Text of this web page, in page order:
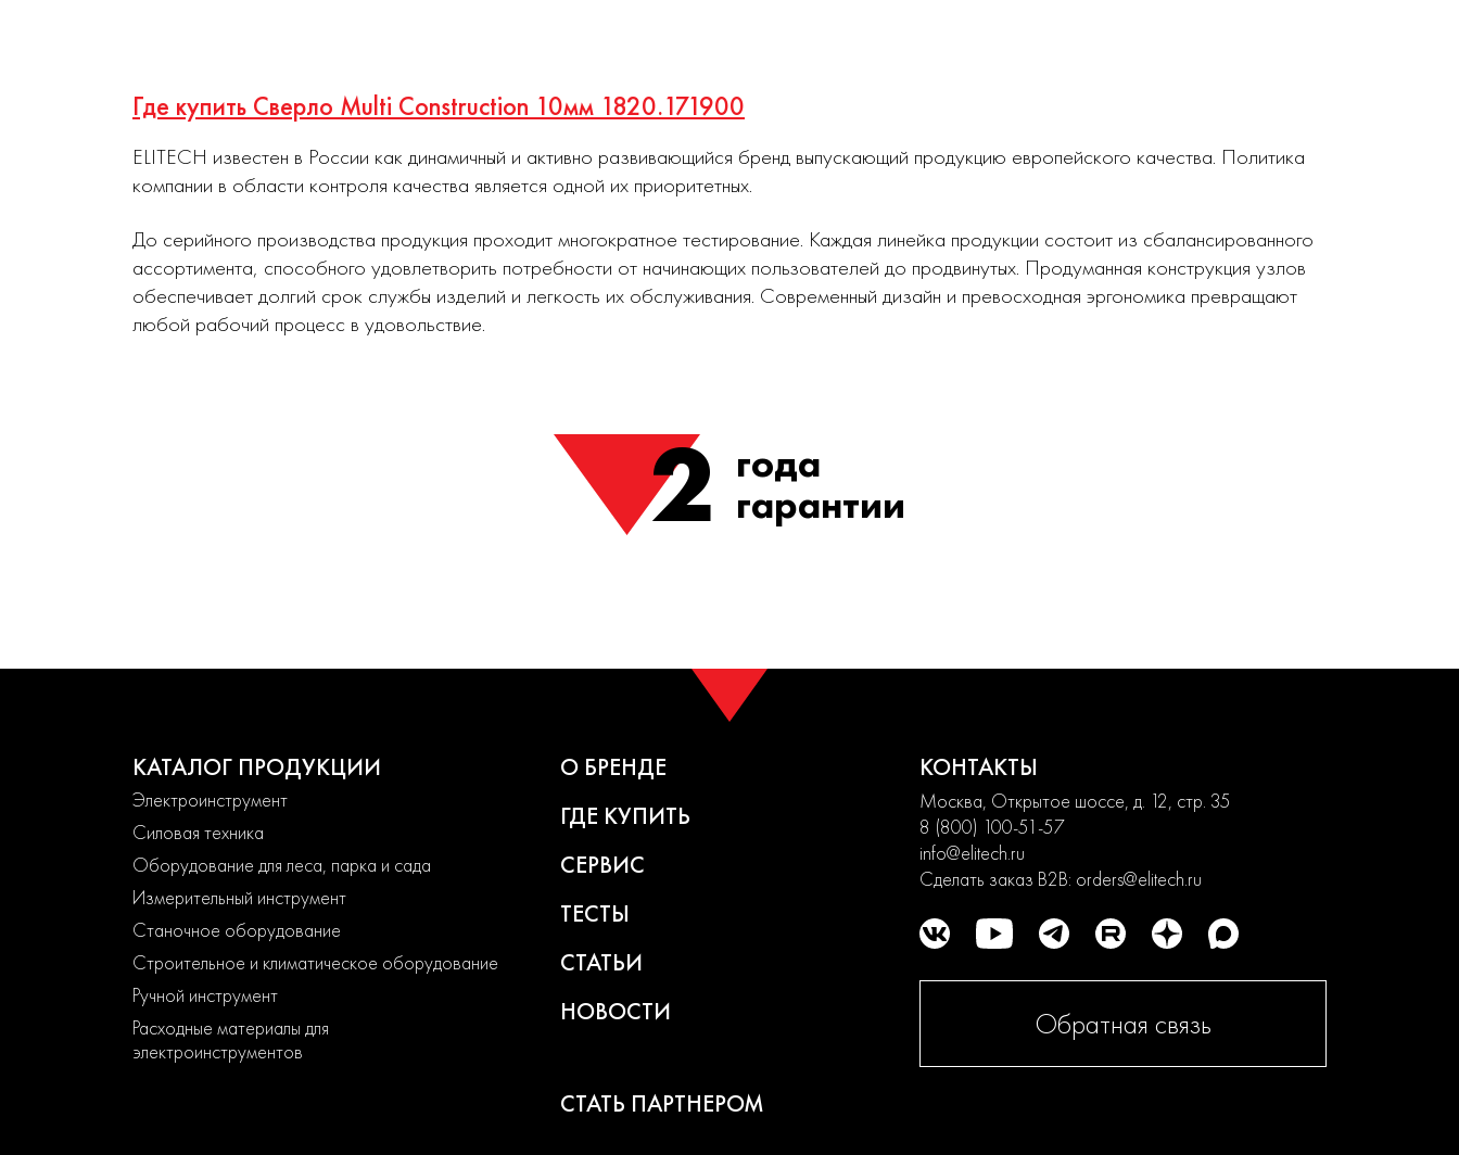
Где купить Сверло Multi Construction 10мм 1820.171900
ELITECH известен в России как динамичный и активно развивающийся бренд выпускающий продукцию европейского качества. Политика
компании в области контроля качества является одной их приоритетных.
До серийного производства продукция проходит многократное тестирование. Каждая линейка продукции состоит из сбалансированного
ассортимента, способного удовлетворить потребности от начинающих пользователей до продвинутых. Продуманная конструкция узлов
обеспечивает долгий срок службы изделий и легкость их обслуживания. Современный дизайн и превосходная эргономика превращают
любой рабочий процесс в удовольствие.
2 года
гарантии
КАТАЛОГ ПРОДУКЦИИ
Электроинструмент
Силовая техника
Оборудование для леса, парка и сада
Измерительный инструмент
Станочное оборудование
Строительное и климатическое оборудование
Ручной инструмент
Расходные материалы для
электроинструментов
О БРЕНДЕ
ГДЕ КУПИТЬ
СЕРВИС
ТЕСТЫ
СТАТЬИ
НОВОСТИ
СТАТЬ ПАРТНЕРОМ
КОНТАКТЫ
Москва, Открытое шоссе, д. 12, стр. 35
8 (800) 100-51-57
info@elitech.ru
Сделать заказ B2B: orders@elitech.ru
Обратная связь